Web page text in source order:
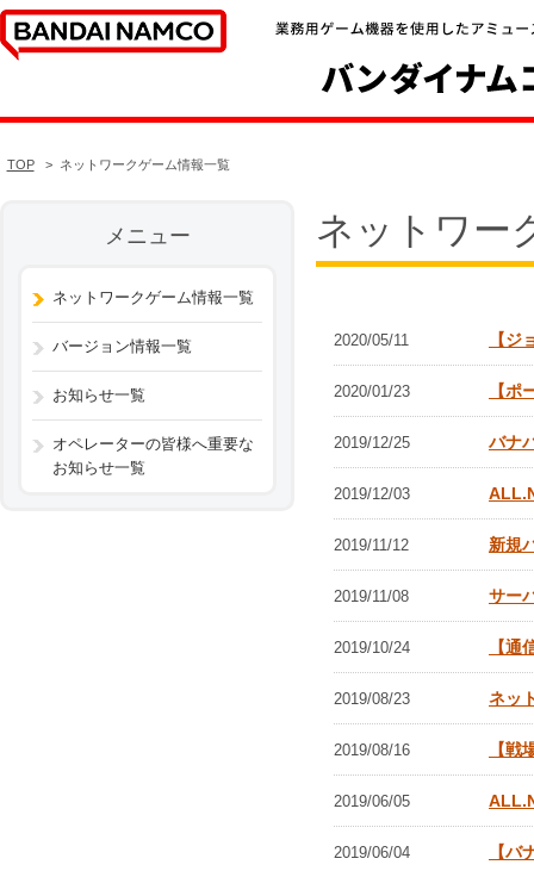
TOP ネットワークゲーム情報一覧
メニュー
ネットワークゲーム情報一覧
バージョン情報一覧
お知らせ一覧
オペレーターの皆様へ重要な
お知らせ一覧
ネットワー
2020/05/11 【
2020/01/23 【
2019/12/25 バナ
2019/12/03
2019/11/12 新規
2019/11/08 サー
2019/10/24 【
2019/08/23 ネッ
2019/08/16 【
2019/06/05
2019/06/04 【